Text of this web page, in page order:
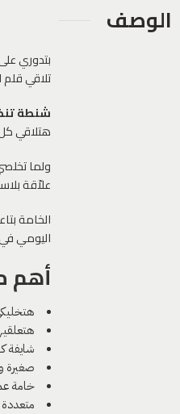
الوصف
بتدوري
تلاقي
شنطة
هتلاقي
علاّقة
الخامة
اليومي
أهم
شايفة
صغيرة
خامة